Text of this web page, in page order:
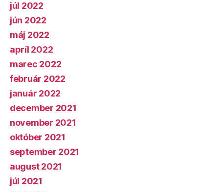
júl 2022
jún 2022
máj 2022
apríl 2022
marec 2022
február 2022
január 2022
december 2021
november 2021
október 2021
september 2021
august 2021
júl 2021